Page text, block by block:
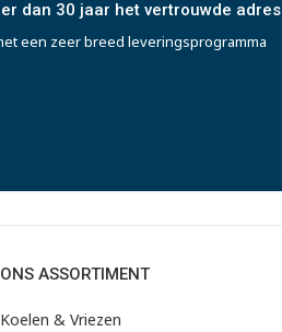
dan 30 jaar het vertrouwde adres
een zeer breed leveringsprogramma
ONS ASSORTIMENT
Koelen & Vriezen